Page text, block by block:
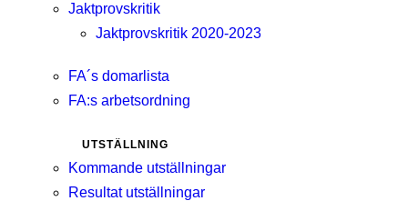
Jaktprovskritik
Jaktprovskritik 2020-2023
FA´s domarlista
FA:s arbetsordning
UTSTÄLLNING
Kommande utställningar
Resultat utställningar